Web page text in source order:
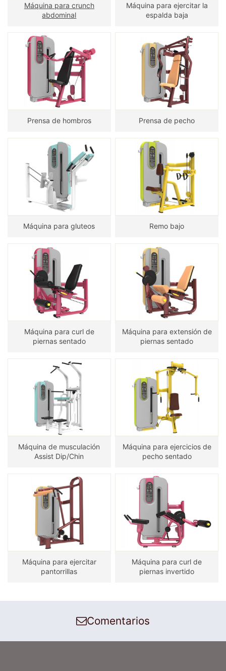
Máquina para crunch
abdominal
Máquina para ejercitar la
espalda baja
Prensa de hombros Prensa de pecho
Máquina para gluteos Remo bajo
Máquina para curl de
piernas sentado
Máquina para extensión de
piernas sentado
Máquina de musculación
Assist Dip/Chin
Máquina para ejercicios de
pecho sentado
Máquina para ejercitar
pantorrillas
Máquina para curl de
piernas invertido
Comentarios